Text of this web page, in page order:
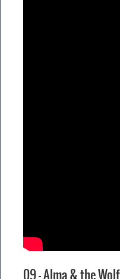
09 – Alma & the Wolf